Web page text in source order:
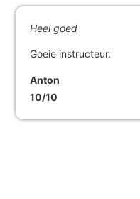
Heel goed
Goeie instructeur.
Anton
10/10